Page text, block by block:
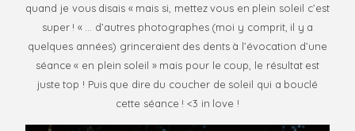
quand je vous disais « mais si, mettez vous en plein soleil c’est
super ! « … d’autres photographes (moi y comprit, il y a
quelques années) grinceraient des dents à l’évocation d’une
séance « en plein soleil » mais pour le coup, le résultat est
juste top ! Puis que dire du coucher de soleil qui a bouclé
cette séance ! <3 in love !